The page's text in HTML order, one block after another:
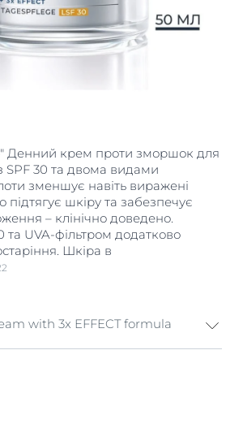
Денний крем проти зморшок для
SPF 30 та двома видами
зменшує навіть виражені
шкіру та забезпечує
– клінічно доведено.
UVA-фільтром додатково
Шкіра в
with 3x EFFECT formula